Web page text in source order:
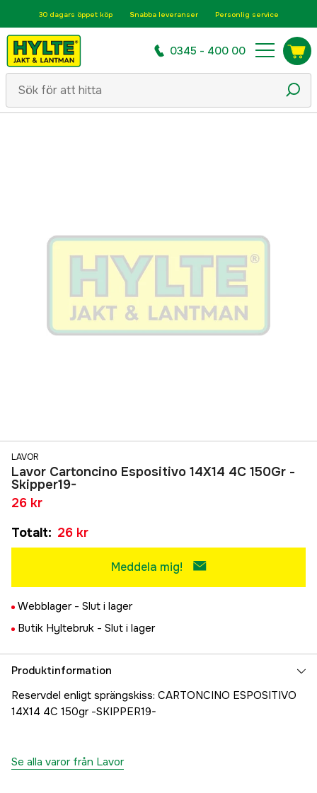
30 dagars öppet köp Snabba leveranser Personlig service
0345 - 400 00
LAVOR
Lavor Cartoncino Espositivo 14X14 4C 150Gr -
Skipper19-
26 kr
Totalt: 26 kr
Meddela mig!
Webblager - Slut i lager
Butik Hyltebruk - Slut i lager
Produktinformation
Reservdel enligt sprängskiss: CARTONCINO ESPOSITIVO
14X14 4C 150gr -SKIPPER19-
Se alla varor från Lavor